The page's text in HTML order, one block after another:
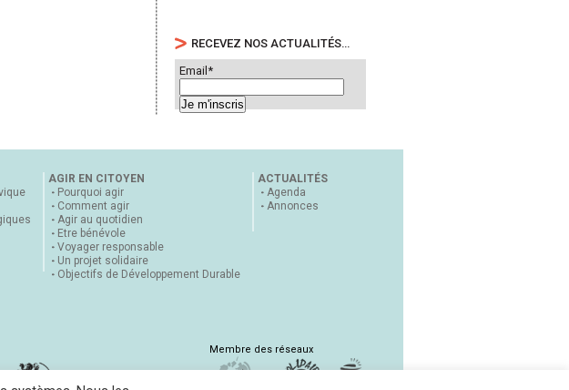
RECEVEZ NOS ACTUALITÉS…
Email*
AGIR EN CITOYEN
Pourquoi agir
Comment agir
Agir au quotidien
Etre bénévole
Voyager responsable
Un projet solidaire
Objectifs de Développement Durable
ACTUALITÉS
Agenda
Annonces
Membre des réseaux